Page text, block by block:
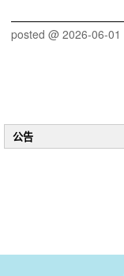
posted @ 2026-06-01
公告